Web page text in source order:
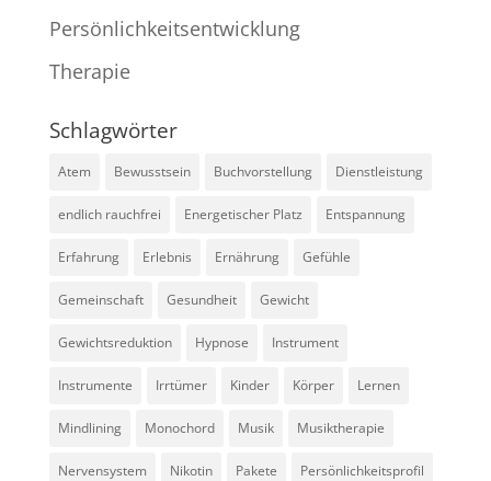
Persönlichkeitsentwicklung
Therapie
Schlagwörter
Atem Bewusstsein Buchvorstellung Dienstleistung
endlich rauchfrei Energetischer Platz Entspannung
Erfahrung Erlebnis Ernährung Gefühle
Gemeinschaft Gesundheit Gewicht
Gewichtsreduktion Hypnose Instrument
Instrumente Irrtümer Kinder Körper Lernen
Mindlining Monochord Musik Musiktherapie
Nervensystem Nikotin Pakete Persönlichkeitsprofil